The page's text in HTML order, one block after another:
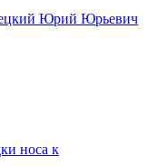
Юрий Юрьевич
носа к